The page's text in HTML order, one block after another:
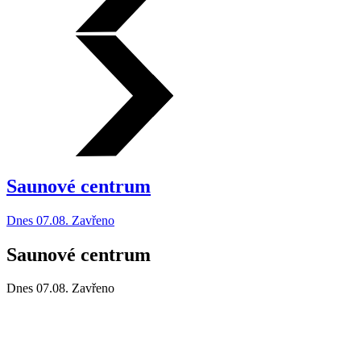
Saunové centrum
Dnes 07.08. Zavřeno
Saunové centrum
Dnes 07.08. Zavřeno